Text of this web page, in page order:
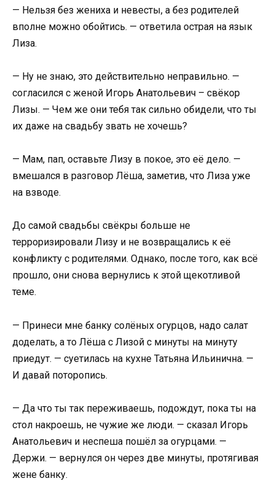
— Нельзя без жениха и невесты, а без родителей
вполне можно обойтись. — ответила острая на язык
Лиза.
— Ну не знаю, это действительно неправильно. —
согласился с женой Игорь Анатольевич – свёкор
Лизы. — Чем же они тебя так сильно обидели, что ты
их даже на свадьбу звать не хочешь?
— Мам, пап, оставьте Лизу в покое, это её дело. —
вмешался в разговор Лёша, заметив, что Лиза уже
на взводе.
До самой свадьбы свёкры больше не
терроризировали Лизу и не возвращались к её
конфликту с родителями. Однако, после того, как всё
прошло, они снова вернулись к этой щекотливой
теме.
— Принеси мне банку солёных огурцов, надо салат
доделать, а то Лёша с Лизой с минуты на минуту
приедут. — суетилась на кухне Татьяна Ильинична. —
И давай поторопись.
— Да что ты так переживаешь, подождут, пока ты на
стол накроешь, не чужие же люди. — сказал Игорь
Анатольевич и неспеша пошёл за огурцами. —
Держи. — вернулся он через две минуты, протягивая
жене банку.